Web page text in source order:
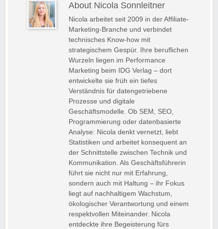
About Nicola Sonnleitner
Nicola arbeitet seit 2009 in der Affiliate-
Marketing-Branche und verbindet
technisches Know-how mit
strategischem Gespür. Ihre beruflichen
Wurzeln liegen im Performance
Marketing beim IDG Verlag – dort
entwickelte sie früh ein tiefes
Verständnis für datengetriebene
Prozesse und digitale
Geschäftsmodelle. Ob SEM, SEO,
Programmierung oder datenbasierte
Analyse: Nicola denkt vernetzt, liebt
Statistiken und arbeitet konsequent an
der Schnittstelle zwischen Technik und
Kommunikation. Als Geschäftsführerin
führt sie nicht nur mit Erfahrung,
sondern auch mit Haltung – ihr Fokus
liegt auf nachhaltigem Wachstum,
ökologischer Verantwortung und einem
respektvollen Miteinander. Nicola
entdeckte ihre Begeisterung fürs